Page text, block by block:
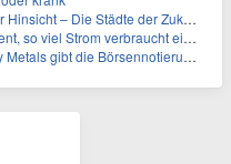
– Die Städte der Zukunft sind grün-blau
Strom verbraucht ein Aufzug im Gebäude
an der Frankfurter Wertpapierbörse bekannt